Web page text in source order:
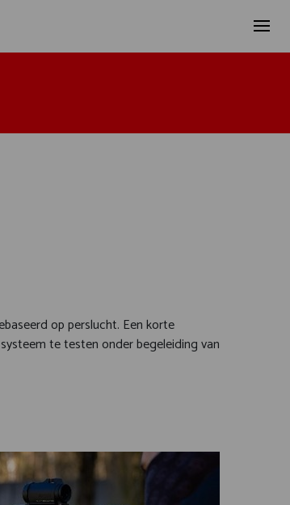
op perslucht. Een korte
te testen onder begeleiding van